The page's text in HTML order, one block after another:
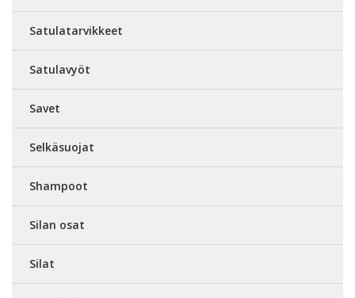
Satulatarvikkeet
Satulavyöt
Savet
Selkäsuojat
Shampoot
Silan osat
Silat